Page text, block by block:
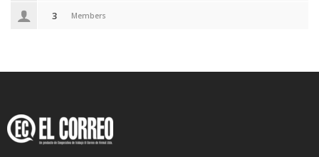
3 Members